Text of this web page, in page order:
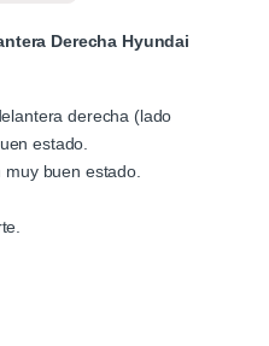
Derecha Hyundai
derecha (lado
estado.
buen estado.